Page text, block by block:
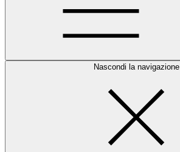
Nascondi la navigazione